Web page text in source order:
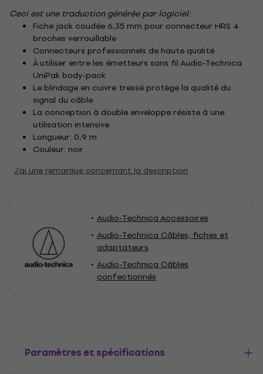
Ceci est une traduction générée par logiciel:
Fiche jack coudée 6,35 mm pour connecteur HRS 4
broches verrouillable
Connecteurs professionnels de haute qualité
À utiliser entre les émetteurs sans fil Audio-Technica
UniPak body-pack
Le blindage en cuivre tressé protège la qualité du
signal du câble
La conception à double enveloppe résiste à une
utilisation intensive
Longueur: 0,9 m
Couleur: noir
J'ai une remarque concernant la description
Audio-Technica Accessoires
Audio-Technica Câbles, fiches et
adaptateurs
Audio-Technica Câbles
confectionnés
Paramètres et spécifications